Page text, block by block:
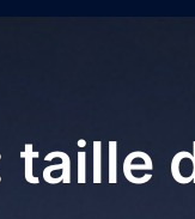
taille